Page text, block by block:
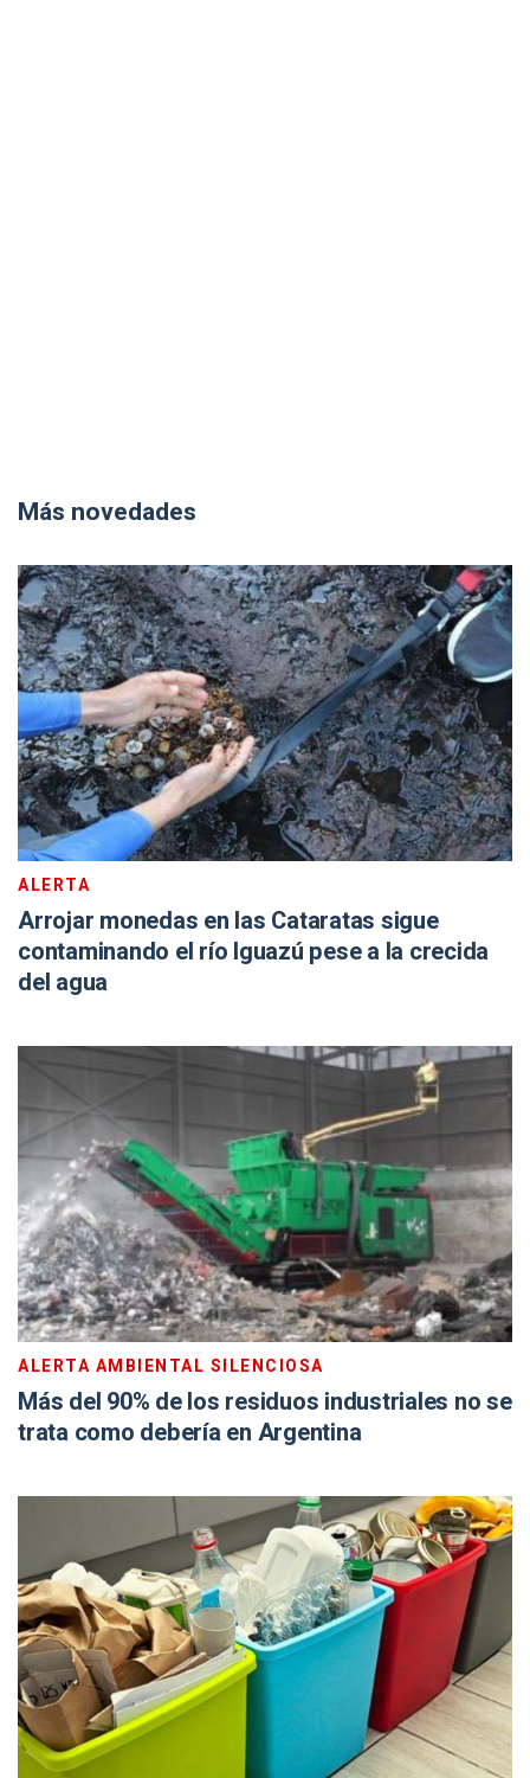
Más novedades
ALERTA
Arrojar monedas en las Cataratas sigue
contaminando el río Iguazú pese a la crecida
del agua
ALERTA AMBIENTAL SILENCIOSA
Más del 90% de los residuos industriales no se
trata como debería en Argentina